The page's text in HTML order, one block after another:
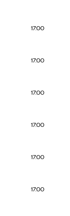
17:00
17:00
17:00
17:00
17:00
17:00